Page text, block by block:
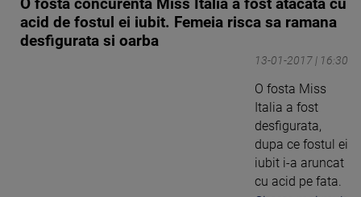
O fosta concurenta Miss Italia a fost atacata cu
acid de fostul ei iubit. Femeia risca sa ramana
desfigurata si oarba
13-01-2017 | 16:30
O fosta Miss
Italia a fost
desfigurata,
dupa ce fostul ei
iubit i-a aruncat
cu acid pe fata.